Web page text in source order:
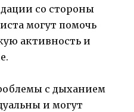
со стороны
могут помочь
активность и
с дыханием
и могут